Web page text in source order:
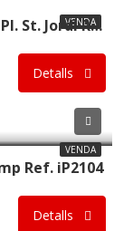
VENDAPis cantoner de 4 habitacions a la Pl. St. Jordi Ref. iP2107
Detalls
VENDA
Ref. iP2104
Detalls